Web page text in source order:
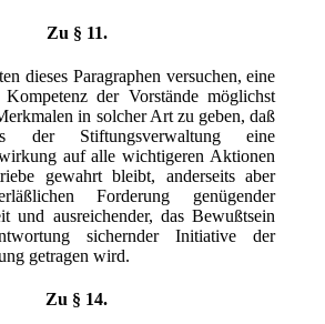
Zu § 11.
dieses Paragraphen versuchen, eine
der Vorstände möglichst
in solcher Art zu geben, daß
der Stiftungsverwaltung eine
auf alle wichtigeren Aktionen
gewahrt bleibt, anderseits aber
Forderung genügender
und ausreichender, das Bewußtsein
sichernder Initiative der
getragen wird.
Zu § 14.